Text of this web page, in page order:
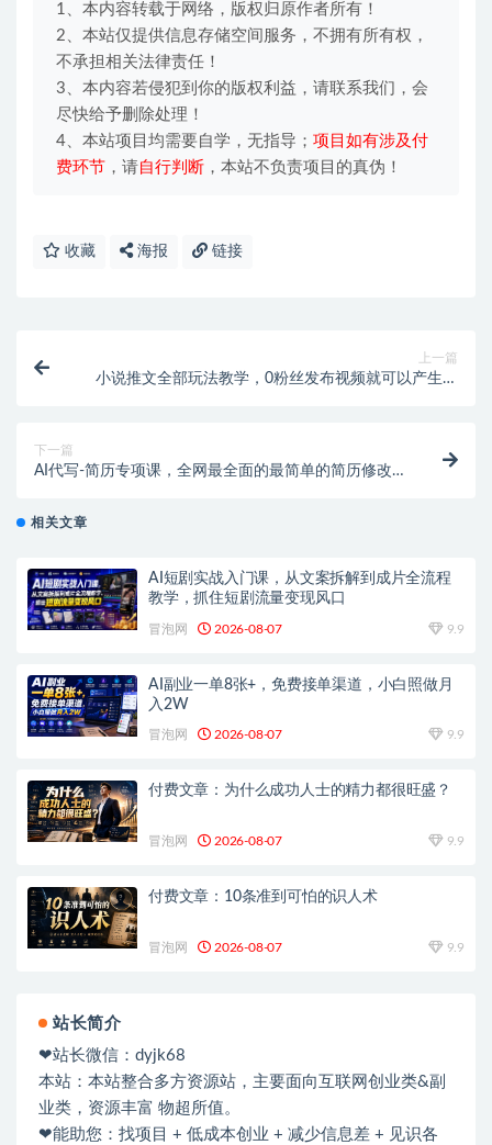
1、本内容转载于网络，版权归原作者所有！
2、本站仅提供信息存储空间服务，不拥有所有权，
不承担相关法律责任！
3、本内容若侵犯到你的版权利益，请联系我们，会
尽快给予删除处理！
4、本站项目均需要自学，无指导； 项目如有涉及付
费环节 ，请自行判断 ，本站不负责项目的真伪！
收藏 海报 链接
上一篇
小说推文全部玩法教学，0粉丝发布视频就可以产生收
下一篇
AI代写-简历专项课，全网最全面的最简单的简历修改教
相关文章
AI短剧实战入门课，从文案拆解到成片全流程
教学，抓住短剧流量变现风口
冒泡网 2026-08-07 9.9
AI副业一单8张+，免费接单渠道，小白照做月
入2W
冒泡网 2026-08-07 9.9
付费文章：为什么成功人士的精力都很旺盛？
冒泡网 2026-08-07 9.9
付费文章：10条准到可怕的识人术
冒泡网 2026-08-07 9.9
站长简介
❤站长微信：dyjk68
本站：本站整合多方资源站，主要面向互联网创业类&副
业类，资源丰富 物超所值。
❤能助您：找项目 + 低成本创业 + 减少信息差 + 见识各